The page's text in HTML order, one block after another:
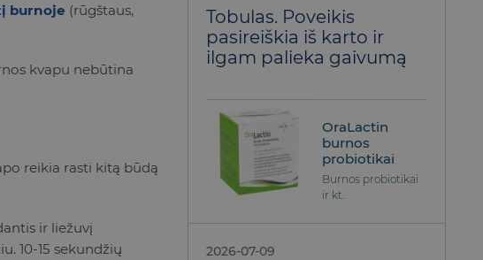
burnoje (rūgštaus,
kvapu nebūtina
reikia rasti kitą būdą
ir liežuvį
10-15 sekundžių
5iš 5
Tobulas. Poveikis
pasireiškia iš karto ir
ilgam palieka gaivumą
OraLactin
burnos
probiotikai
Burnos probiotikai
ir kt.
2026-07-09